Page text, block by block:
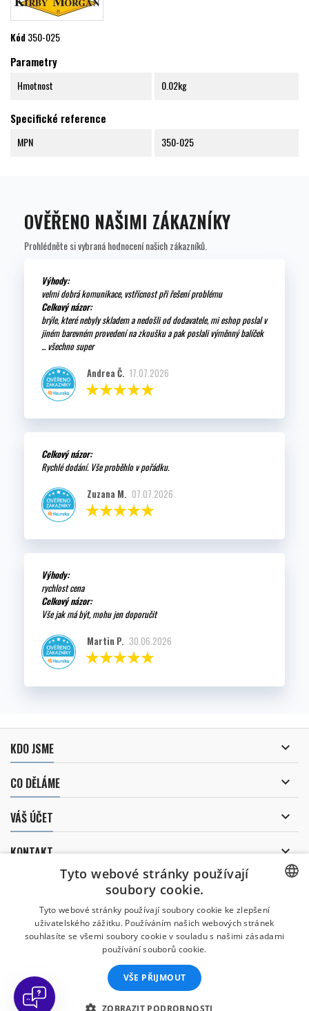
Kód350-025
Parametry
Hmotnost 0.02kg
Specifické reference
MPN 350-025
OVĚŘENO NAŠIMI ZÁKAZNÍKY
Prohlédněte si vybraná hodnocení našich zákazníků.
Výhody:
velmi dobrá komunikace, vstřícnost při řešení problému
Celkový názor:
brýle, které nebyly skladem a nedošli od dodavatele, mi eshop poslal v
jiném barevném provedení na zkoušku a pak poslali výměnný balíček
... všechno super
Andrea Č. 17.07.2026
Celkový názor:
Rychlé dodání. Vše proběhlo v pořádku.
Zuzana M. 07.07.2026
Výhody:
rychlost cena
Celkový názor:
Vše jak má být, mohu jen doporučit
Martin P. 30.06.2026
KDO JSME 
CO DĚLÁME 
VÁŠ ÚČET 
KONTAKT 
ODBĚR NOVINEK
Uděluji souhlas se
zpracováním osobních údajů.
CZECH
Tyto webové stránky používají
soubory cookie.
Tyto webové stránky používají soubory cookie ke zlepšení
uživatelského zážitku. Používáním našich webových stránek
souhlasíte se všemi soubory cookie v souladu s našimi zásadami
používání souborů cookie.
VŠE PŘIJMOUT
ZOBRAZIT PODROBNOSTI